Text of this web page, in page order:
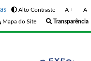
Alto Contraste A + A -
Mapa do Site
Transparência